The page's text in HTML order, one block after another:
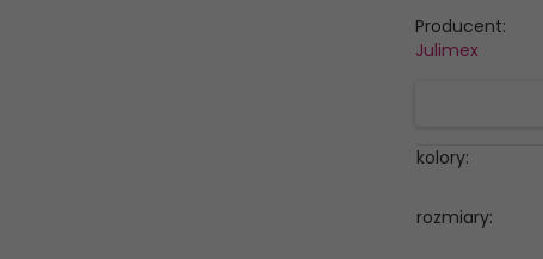
Producent:
Julimex
kolory:
rozmiary: